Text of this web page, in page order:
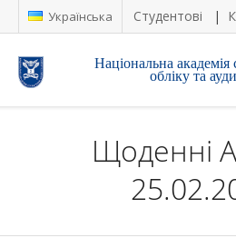
Українська Студентові
Національна академія
обліку та
Щоденні